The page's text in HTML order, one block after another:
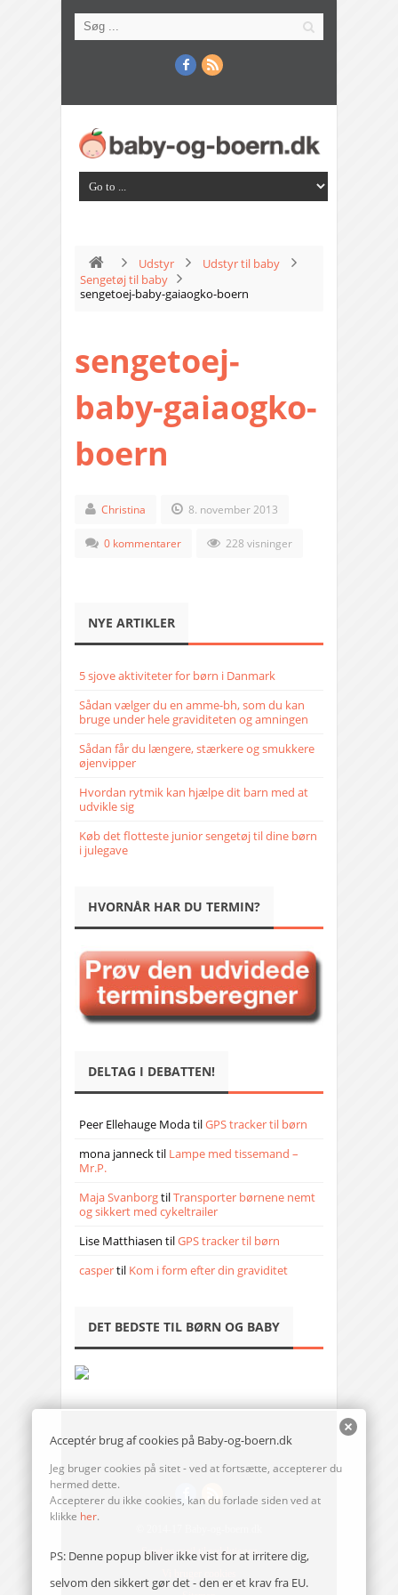
Udstyr
Udstyr til baby
Sengetøj til baby
sengetoej-baby-gaiaogko-boern
sengetoej-
baby-gaiaogko-
boern
Christina 8. november 2013
0 kommentarer 228 visninger
NYE ARTIKLER
5 sjove aktiviteter for børn i Danmark
Sådan vælger du en amme-bh, som du kan
bruge under hele graviditeten og amningen
Sådan får du længere, stærkere og smukkere
øjenvipper
Hvordan rytmik kan hjælpe dit barn med at
udvikle sig
Køb det flotteste junior sengetøj til dine børn
i julegave
HVORNÅR HAR DU TERMIN?
DELTAG I DEBATTEN!
Peer Ellehauge ModatilGPS tracker til børn
mona jannecktil Lampe med tissemand –
Mr.P.
Maja SvanborgtilTransporter børnene nemt
og sikkert med cykeltrailer
Lise Matthiasen tilGPS tracker til børn
caspertil Kom i form efter din graviditet
DET BEDSTE TIL BØRN OG BABY
Send en mail til redaktionen
Acceptér brug af cookies på Baby-og-boern.dk
Jeg bruger cookies på sitet - ved at fortsætte, accepterer du
hermed dette.
Accepterer du ikke cookies, kan du forlade siden ved at
klikke her.
PS: Denne popup bliver ikke vist for at irritere dig,
selvom den sikkert gør det - den er et krav fra EU.